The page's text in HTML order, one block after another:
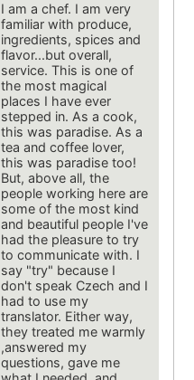
I am a chef. I am very
familiar with produce,
ingredients, spices and
flavor...but overall,
service. This is one of
the most magical
places I have ever
stepped in. As a cook,
this was paradise. As a
tea and coffee lover,
this was paradise too!
But, above all, the
people working here are
some of the most kind
and beautiful people I've
had the pleasure to try
to communicate with. I
say "try" because I
don't speak Czech and I
had to use my
translator. Either way,
they treated me warmly
,answered my
questions, gave me